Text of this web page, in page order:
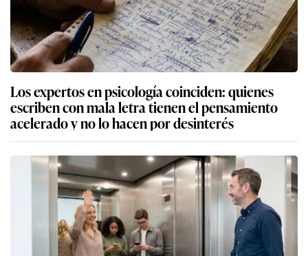
Los expertos en psicología coinciden: quienes
escriben con mala letra tienen el pensamiento
acelerado y no lo hacen por desinterés